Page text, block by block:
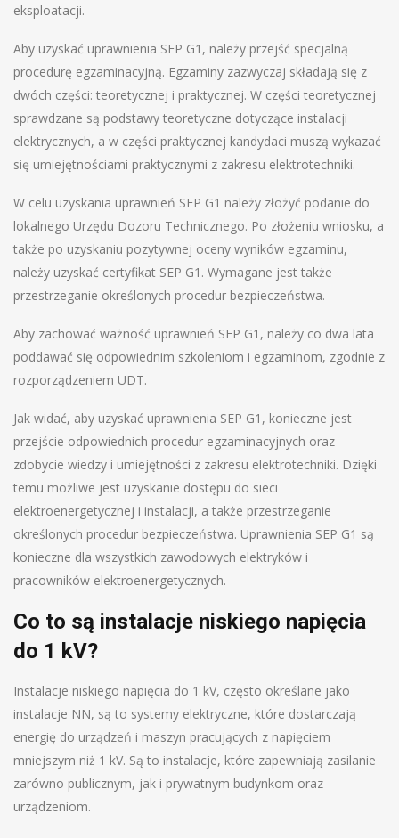
eksploatacji.
Aby uzyskać uprawnienia SEP G1, należy przejść specjalną
procedurę egzaminacyjną. Egzaminy zazwyczaj składają się z
dwóch części: teoretycznej i praktycznej. W części teoretycznej
sprawdzane są podstawy teoretyczne dotyczące instalacji
elektrycznych, a w części praktycznej kandydaci muszą wykazać
się umiejętnościami praktycznymi z zakresu elektrotechniki.
W celu uzyskania uprawnień SEP G1 należy złożyć podanie do
lokalnego Urzędu Dozoru Technicznego. Po złożeniu wniosku, a
także po uzyskaniu pozytywnej oceny wyników egzaminu,
należy uzyskać certyfikat SEP G1. Wymagane jest także
przestrzeganie określonych procedur bezpieczeństwa.
Aby zachować ważność uprawnień SEP G1, należy co dwa lata
poddawać się odpowiednim szkoleniom i egzaminom, zgodnie z
rozporządzeniem UDT.
Jak widać, aby uzyskać uprawnienia SEP G1, konieczne jest
przejście odpowiednich procedur egzaminacyjnych oraz
zdobycie wiedzy i umiejętności z zakresu elektrotechniki. Dzięki
temu możliwe jest uzyskanie dostępu do sieci
elektroenergetycznej i instalacji, a także przestrzeganie
określonych procedur bezpieczeństwa. Uprawnienia SEP G1 są
konieczne dla wszystkich zawodowych elektryków i
pracowników elektroenergetycznych.
Co to są instalacje niskiego napięcia
do 1 kV?
Instalacje niskiego napięcia do 1 kV, często określane jako
instalacje NN, są to systemy elektryczne, które dostarczają
energię do urządzeń i maszyn pracujących z napięciem
mniejszym niż 1 kV. Są to instalacje, które zapewniają zasilanie
zarówno publicznym, jak i prywatnym budynkom oraz
urządzeniom.